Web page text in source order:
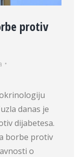
protiv
danas je
dijabetesa.
borbe protiv
o